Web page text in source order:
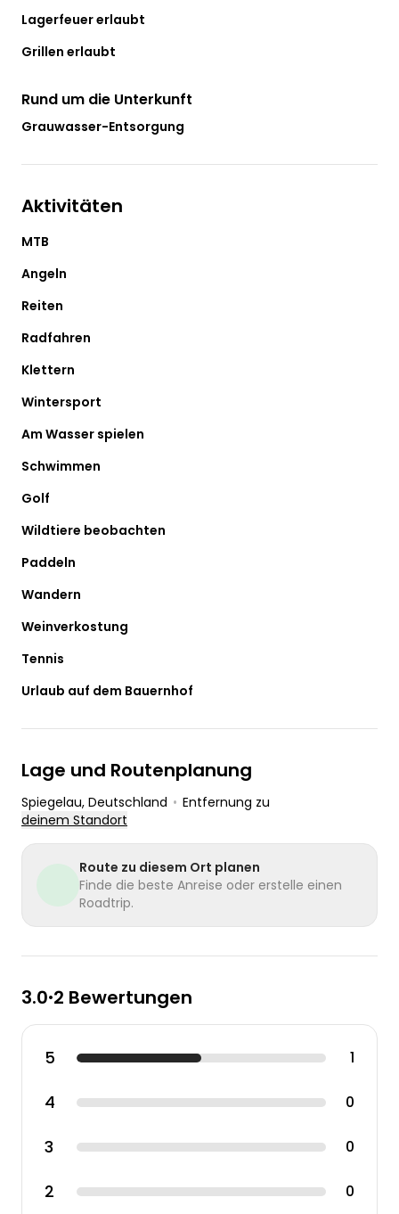
Lagerfeuer erlaubt
Grillen erlaubt
Rund um die Unterkunft
Grauwasser-Entsorgung
Aktivitäten
MTB
Angeln
Reiten
Radfahren
Klettern
Wintersport
Am Wasser spielen
Schwimmen
Golf
Wildtiere beobachten
Paddeln
Wandern
Weinverkostung
Tennis
Urlaub auf dem Bauernhof
Lage und Routenplanung
Spiegelau, Deutschland • Entfernung zu
deinem Standort
Route zu diesem Ort planen
Finde die beste Anreise oder erstelle einen
Roadtrip.
3.0•2 Bewertungen
5 1
4 0
3 0
2 0